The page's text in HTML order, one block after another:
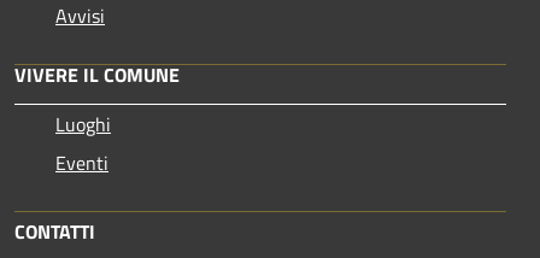
Avvisi
VIVERE IL COMUNE
Luoghi
Eventi
CONTATTI